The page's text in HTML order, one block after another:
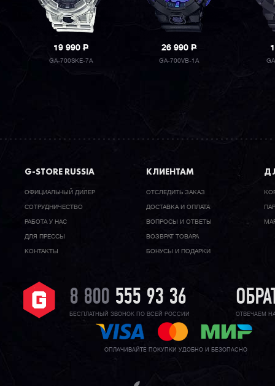
19 990P
GA-700SKE-7A
26 990P
GA-700VB-1A
G-STORE RUSSIA
ОФИЦИАЛЬНЫЙ ДИЛЕР
CОТРУДНИЧЕСТВО
РАБОТА У НАС
ДЛЯ ПРЕССЫ
КОНТАКТЫ
КЛИЕНТАМ
ОТСЛЕДИТЬ ЗАКАЗ
ДОСТАВКА И ОПЛАТА
ВОПРОСЫ И ОТВЕТЫ
ВОЗВРАТ ТОВАРА
БОНУСЫ И ПОДАРКИ
8 800 555 93 36
БЕСПЛАТНЫЙ ЗВОНОК ПО ВСЕЙ РОССИИ ОТВЕЧАЕМ
ОПЛАЧИВАЙТЕ ПОКУПКИ УДОБНО И БЕЗОПАСНО